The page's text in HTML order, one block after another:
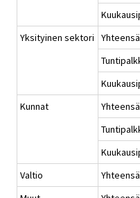
Yksityinen sektori
Yhteensä
Kunnat
Yhteensä
Valtio
Yhteensä